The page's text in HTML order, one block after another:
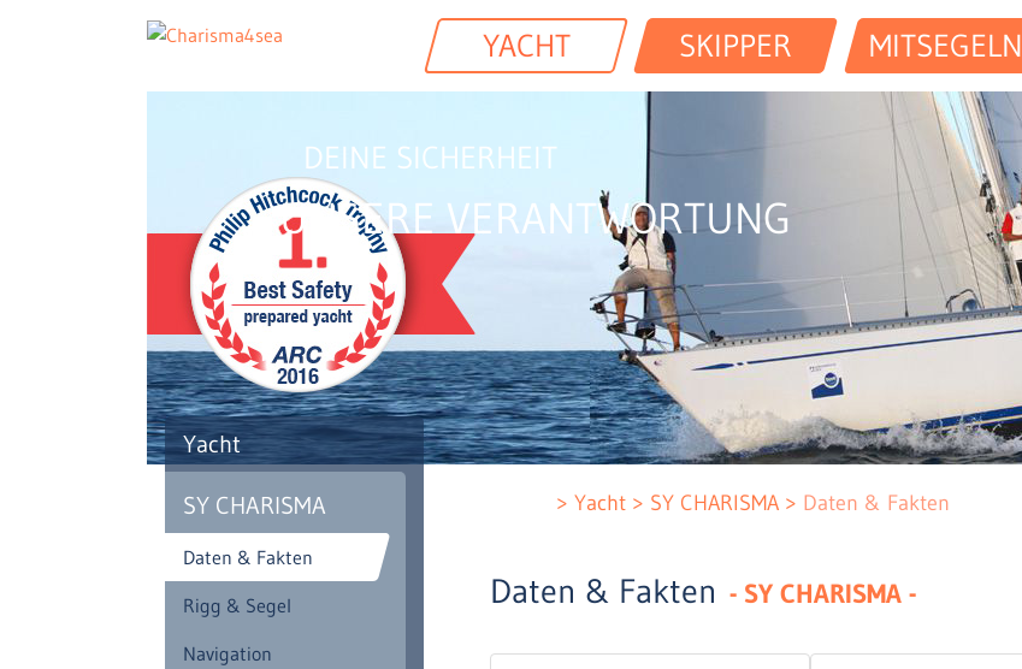
YACHT SKIPPER MITSEGELN
DEINE SICHERHEIT
UNSERE VERANTWORTUNG
Yacht
SY CHARISMA
Daten & Fakten
Rigg & Segel
Navigation
Yacht SY CHARISMA Daten & Fakten
Daten & Fakten - SY CHARISMA -